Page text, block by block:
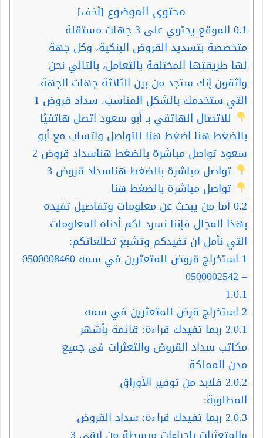
محتوى الموضوع [أخف]
0.1
الموقع يحتوي على 3 جهات مستقلة
متخصصة بتسديد القروض البنكية، وكل جهة
لها طريقتها المختلفة بالتعامل، بالتالي نحن
واثقون إنك ستجد من بين الثلاثة جهات الجهة
التي ستخدمك بالشكل المناسب. سداد قروض 1
للاتصال الهاتفي بـ أبو سعود اتصل هاتفيًا
بالضغط هنا اضغط هنا للتواصل واتساب مع أبو
سعود تواصل مباشرة بالضغط هناسداد قروض 2
تواصل مباشرة بالضغط هناسداد قروض 3
تواصل مباشرة بالضغط هنا
0.2أما من يبحث عن معلومات وتفاصيل تفيده
بهذا المجال فإننا نسرد لكم أدناه المعلومات
التي نأمل ان تفيدكم وتشبع تطلعاتكم:
1
استخراج قروض للمتعثرين في سمه 0500008460
– 0500002542
1.0.1
2 استخراج قرض للمتعثرين في سمه
2.0.1 ربما تفيدك قراءة: قائمة بأشهر
مكاتب سداد القروض والتعثرات فى جميع
مدن المملكة
2.0.2 فلابد من توفير الأوراق
المطلوبة:
2.0.3 ربما تفيدك قراءة: سداد القروض